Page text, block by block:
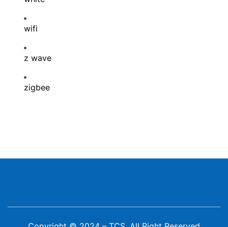
wifi
z wave
zigbee